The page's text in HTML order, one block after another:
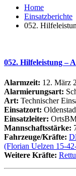
Home
Einsatzberichte
052.
052. Hilfeleistung –
Alarmzeit: 12. März
Alarmierungsart:
Art: Technischer
Einsatzort:
Einsatzleiter:
Mannschaftsstärke:
Fahrzeuge/Kräfte:
(Florian Uelzen 15-
Weitere Kräfte: